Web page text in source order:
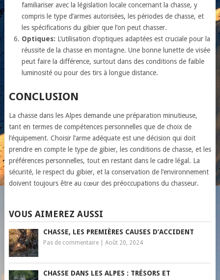
familiariser avec la législation locale concernant la chasse, y
compris le type d’armes autorisées, les périodes de chasse, et
les spécifications du gibier que l’on peut chasser.
Optiques: L’utilisation d’optiques adaptées est cruciale pour la
réussite de la chasse en montagne. Une bonne lunette de visée
peut faire la différence, surtout dans des conditions de faible
luminosité ou pour des tirs à longue distance.
CONCLUSION
La chasse dans les Alpes demande une préparation minutieuse,
tant en termes de compétences personnelles que de choix de
l’équipement. Choisir l’arme adéquate est une décision qui doit
prendre en compte le type de gibier, les conditions de chasse, et les
préférences personnelles, tout en restant dans le cadre légal. La
sécurité, le respect du gibier, et la conservation de l’environnement
doivent toujours être au cœur des préoccupations du chasseur.
VOUS AIMEREZ AUSSI
CHASSE, LES PREMIÈRES CAUSES D’ACCIDENT
Pas de commentaire| Août 20, 2024
CHASSE DANS LES ALPES : TRÉSORS ET